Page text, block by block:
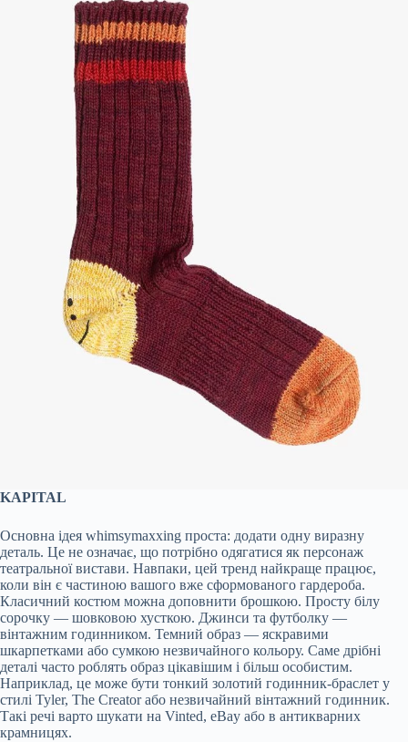
KAPITAL
Основна ідея whimsymaxxing проста: додати одну виразну
деталь. Це не означає, що потрібно одягатися як персонаж
театральної вистави. Навпаки, цей тренд найкраще працює,
коли він є частиною вашого вже сформованого гардероба.
Класичний костюм можна доповнити брошкою. Просту білу
сорочку — шовковою хусткою. Джинси та футболку —
вінтажним годинником. Темний образ — яскравими
шкарпетками або сумкою незвичайного кольору. Саме дрібні
деталі часто роблять образ цікавішим і більш особистим.
Наприклад, це може бути тонкий золотий годинник-браслет у
стилі Tyler, The Creator або незвичайний вінтажний годинник.
Такі речі варто шукати на Vinted, eBay або в антикварних
крамницях.